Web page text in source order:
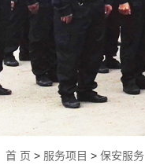
首 页 > 服务项目 > 保安服务